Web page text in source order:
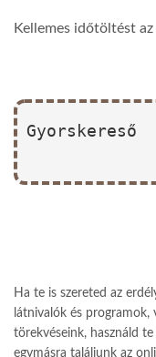
Kellemes időtöltést
Gyorskereső
Ha te is szereted az
látnivalók és programok,
törekvéseink, használd te
egymásra találjunk az